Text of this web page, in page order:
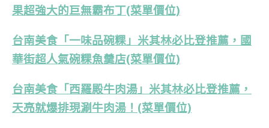
果超強大的巨無霸布丁(菜單價位)
台南美食「一味品碗粿」米其林必比登推薦，國
華街超人氣碗粿魚羹店(菜單價位)
台南美食「西羅殿牛肉湯」米其林必比登推薦，
天亮就爆排現涮牛肉湯！(菜單價位)